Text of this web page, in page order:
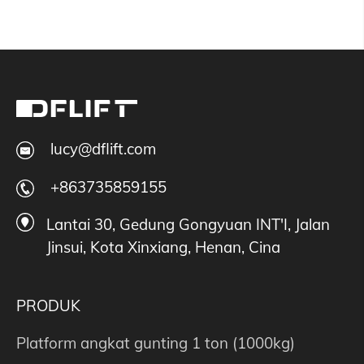
lucy@dflift.com
+863735859155
Lantai 30, Gedung Gongyuan INT'I, Jalan
Jinsui, Kota Xinxiang, Henan, Cina
PRODUK
Platform angkat gunting 1 ton (1000kg)